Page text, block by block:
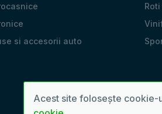
si accesorii auto
Acest site folosește cookie-